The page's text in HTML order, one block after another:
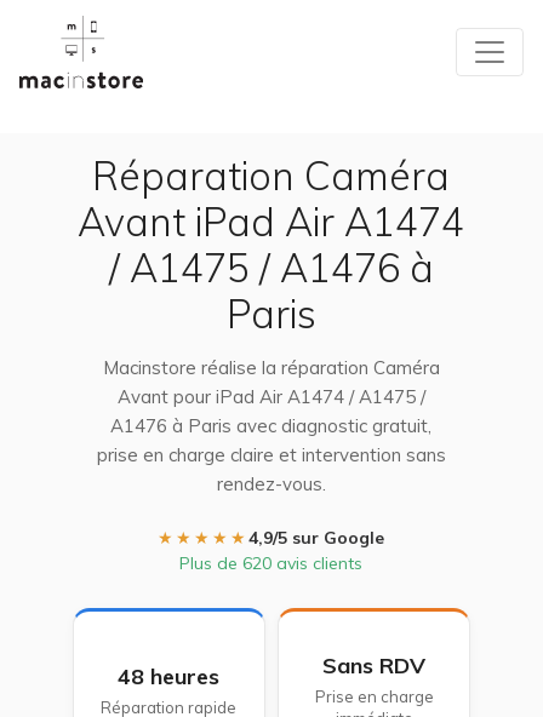
Réparation Caméra
Avant iPad Air A1474
/ A1475 / A1476 à
Paris
Macinstore réalise la réparation Caméra
Avant pour iPad Air A1474 / A1475 /
A1476 à Paris avec diagnostic gratuit,
prise en charge claire et intervention sans
rendez-vous.
★★★★★4,9/5 sur Google
Plus de 620 avis clients
48 heures
Réparation rapide
Sans RDV
Prise en charge